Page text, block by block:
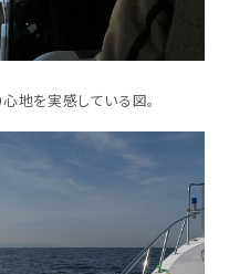
地を実感している図。